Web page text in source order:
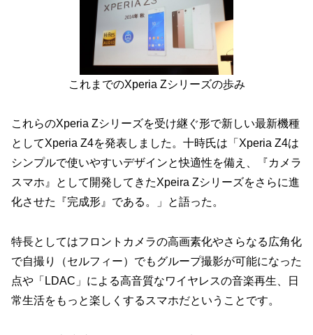
これまでのXperia Zシリーズの歩み
これらのXperia Zシリーズを受け継ぐ形で新しい最新機種
としてXperia Z4を発表しました。十時氏は「Xperia Z4は
シンプルで使いやすいデザインと快適性を備え、『カメラ
スマホ』として開発してきたXpeira Zシリーズをさらに進
化させた『完成形』である。」と語った。
特長としてはフロントカメラの高画素化やさらなる広角化
で自撮り（セルフィー）でもグループ撮影が可能になった
点や「LDAC」による高音質なワイヤレスの音楽再生、日
常生活をもっと楽しくするスマホだということです。